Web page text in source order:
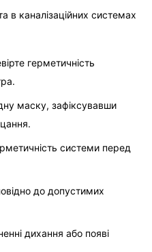
в каналізаційних системах
герметичність
маску, зафіксувавши
системи перед
до допустимих
дихання або появі